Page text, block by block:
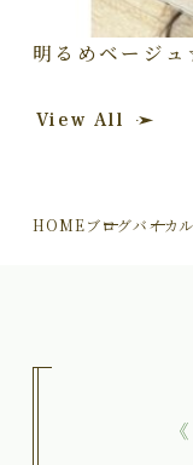
明るめベージ
View All
HOMEブログバイカ